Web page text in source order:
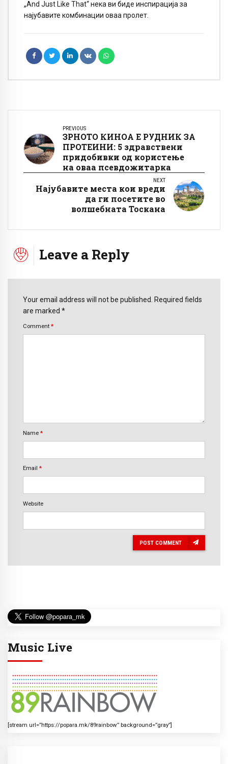
„And Just Like That“ нека ви биде инспирација за
најубавите комбинации оваа пролет.
PREVIOUS
ЗРНОТО КИНОА Е РУДНИК ЗА
ПРОТЕИНИ: 5 здравствени
придобивки од користење
на оваа псевдожитарка
NEXT
Најубавите места кои вреди
да ги посетите во
волшебната Тоскана
Leave a Reply
Your email address will not be published. Required fields
are marked *
Comment *
Name *
Email *
Website
POST COMMENT
Music Live
[stream url=”https://popara.mk/89rainbow” background=”gray”]